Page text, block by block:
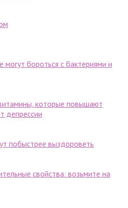
могут бороться с бактериями и
которые повышают
депрессии
побыстрее выздороветь
свойства: возьмите на